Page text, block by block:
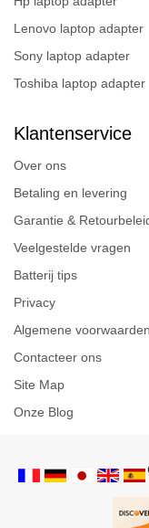
Lenovo laptop adapter
Sony laptop adapter
Toshiba laptop adapter
Klantenservice
Over ons
Betaling en levering
Garantie &
Veelgestelde vragen
Batterij tips
Privacy
Algemene voorwaarden
Contacteer ons
Site Map
Onze Blog